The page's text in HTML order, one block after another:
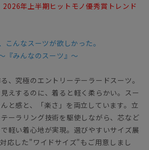
年上半期ヒットモノ優秀賞トレンド
こんなスーツが欲しかった。
『みんなのスーツ』～
、究極のエントリーテーラードスーツ。
えするのに、着ると軽く柔らかい。スー
と感と、「楽さ」を両立しています。立
ーラリング技術を駆使しながら、芯など
軽い着心地が実現。選びやすいサイズ展
応した"ワイドサイズ"もご用意しまし